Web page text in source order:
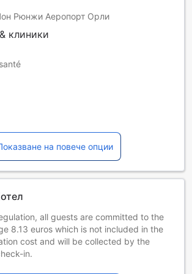
Рюнжи Аеропорт Орли
клиники
на повече опции
all guests are committed to the
8.13 euros which is not included in the
cost and will be collected by the
in.